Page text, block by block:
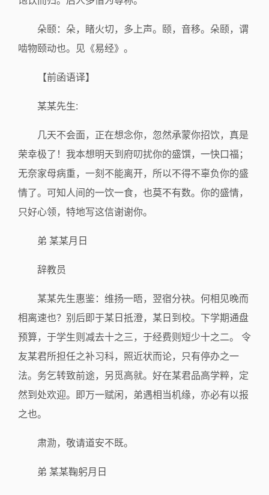
朵颐：朵，睹火切，多上声。颐，音移。朵颐，谓
啮物颐动也。见《易经》。
【前函语译】
某某先生:
几天不会面，正在想念你，忽然承蒙你招饮，真是
荣幸极了！我本想明天到府叨扰你的盛馔，一快口福；
无奈家母病重，一刻不能离开，所以不得不辜负你的盛
情了。可知人间的一饮一食，也莫不有数。你的盛情，
只好心领，特地写这信谢谢你。
弟 某某月日
辞教员
某某先生惠鉴：维扬一晤，翌宿分袂。何相见晚而
相离速也？别后即于某日抵澄，某日到校。下学期通盘
预算，于学生则减去十之三，于经费则短少十之二。 令
友某君所担任之补习科，照近状而论，只有停办之一
法。务乞转致前途，另觅高就。好在某君品高学粹，定
然到处欢迎。即万一赋闲，弟遇相当机缘，亦必有以报
之也。
肃泐，敬请道安不既。
弟 某某鞠躬月日